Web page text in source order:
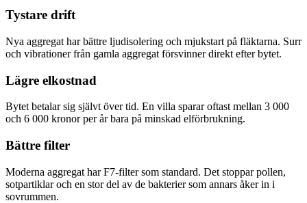
Tystare drift
Nya aggregat har bättre ljudisolering och mjukstart på fläktarna. Surr
och vibrationer från gamla aggregat försvinner direkt efter bytet.
Lägre elkostnad
Bytet betalar sig självt över tid. En villa sparar oftast mellan 3 000
och 6 000 kronor per år bara på minskad elförbrukning.
Bättre filter
Moderna aggregat har F7-filter som standard. Det stoppar pollen,
sotpartiklar och en stor del av de bakterier som annars åker in i
sovrummen.